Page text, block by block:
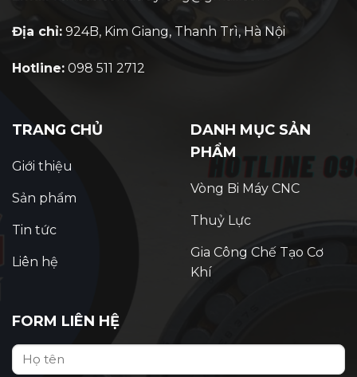
Địa chỉ: 924B, Kim Giang, Thanh Trì, Hà Nội
Hotline: 098 511 2712
TRANG CHỦ
Giới thiệu
Sản phẩm
Tin tức
Liên hệ
DANH MỤC SẢN
PHẨM
Vòng Bi Máy CNC
Thuỷ Lực
Gia Công Chế Tạo Cơ
Khí
FORM LIÊN HỆ